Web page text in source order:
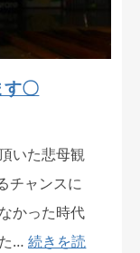
す〇
いた悲母観
チャンスに
かった時代
た…続きを読